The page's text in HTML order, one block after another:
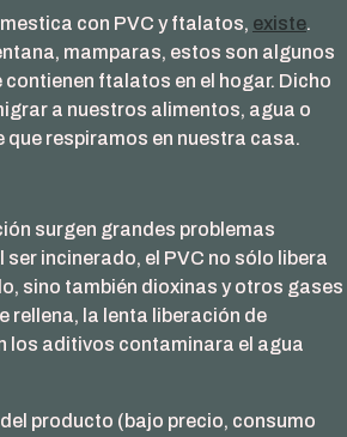
con PVC y ftalatos, existe.
mamparas, estos son algunos
ftalatos en el hogar. Dicho
a nuestros alimentos, agua o
respiramos en nuestra casa.
surgen grandes problemas
incinerado, el PVC no sólo libera
sino también dioxinas y otros gases
rellena, la lenta liberación de
los aditivos contaminara el agua
producto (bajo precio, consumo